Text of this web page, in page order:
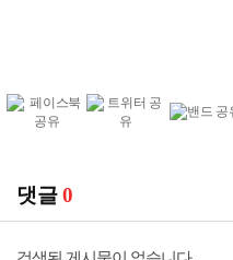
댓글0